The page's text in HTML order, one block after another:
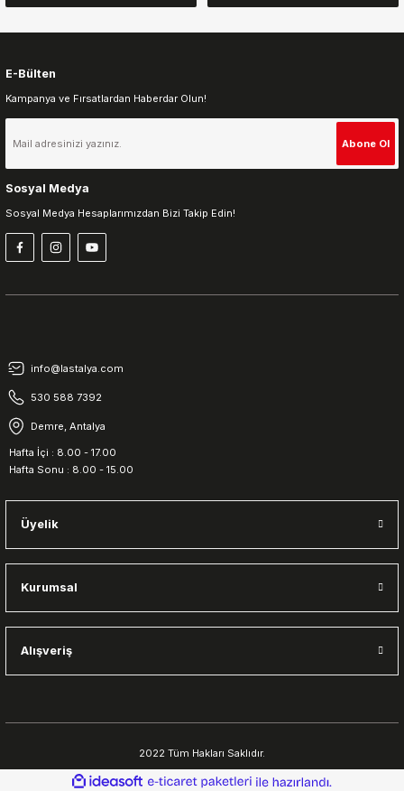
Gönder
E-Bülten
Kampanya ve Fırsatlardan Haberdar Olun!
Abone Ol
Sosyal Medya
Sosyal Medya Hesaplarımızdan Bizi Takip Edin!
info@lastalya.com
530 588 7392
Demre, Antalya
Hafta İçi : 8.00 - 17.00
Hafta Sonu : 8.00 - 15.00
Üyelik
Kurumsal
Alışveriş
2022 Tüm Hakları Saklıdır.
ideasoft
e-